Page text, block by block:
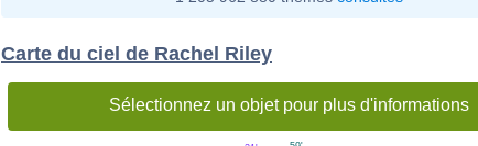
Carte du ciel de Rachel Riley
Sélectionnez un objet pour plus d'informations